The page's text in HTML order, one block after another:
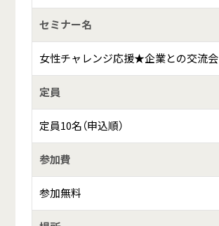
セミナー名
女性チャレンジ応援★企業との交流会
定員
定員10名（申込順）
参加費
参加無料